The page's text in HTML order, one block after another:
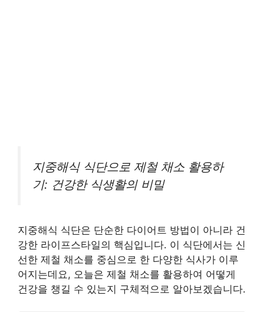
지중해식 식단으로 제철 채소 활용하
기: 건강한 식생활의 비밀
지중해식 식단은 단순한 다이어트 방법이 아니라 건
강한 라이프스타일의 핵심입니다. 이 식단에서는 신
선한 제철 채소를 중심으로 한 다양한 식사가 이루
어지는데요, 오늘은 제철 채소를 활용하여 어떻게
건강을 챙길 수 있는지 구체적으로 알아보겠습니다.